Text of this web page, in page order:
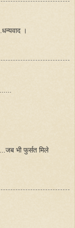
।
भी फुर्सत मिले